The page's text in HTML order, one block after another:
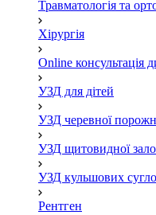
Травматологія та
Хірургія
Online консультація
УЗД для дітей
УЗД черевної
УЗД щитовидної
УЗД кульшових
Рентген